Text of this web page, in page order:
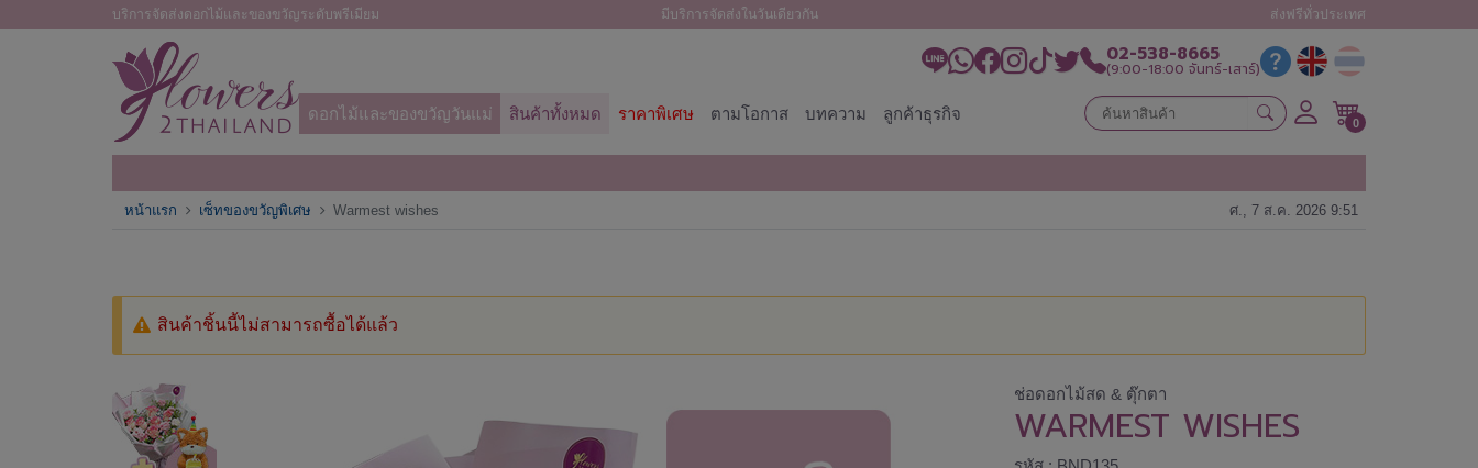
บริการจัดส่งดอกไม้และของขวัญระดับพรีเมียม มีบริการจัดส่งในวันเดียวกัน ส่งฟรีทั่วประเทศ
02-538-8665
(9:00-18:00 จันทร์-เสาร์)
ดอกไม้และของขวัญวันแม่ สินค้าทั้งหมด ราคาพิเศษ ตามโอกาส บทความ ลูกค้าธุรกิจ 0
หน้าแรก เซ็ทของขวัญพิเศษ Warmest wishes ศ., 7 ส.ค. 2026 9:51
สินค้าชิ้นนี้ไม่สามารถซื้อได้แล้ว
ช่อดอกไม้สด & ตุ๊กตา
WARMEST WISHES